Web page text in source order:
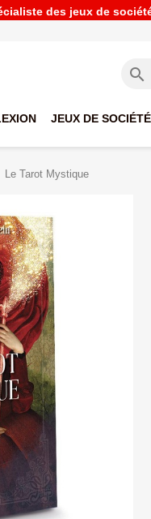
des jeux de
search
JEUX DE SOCIÉTÉ
Le Tarot Mystique